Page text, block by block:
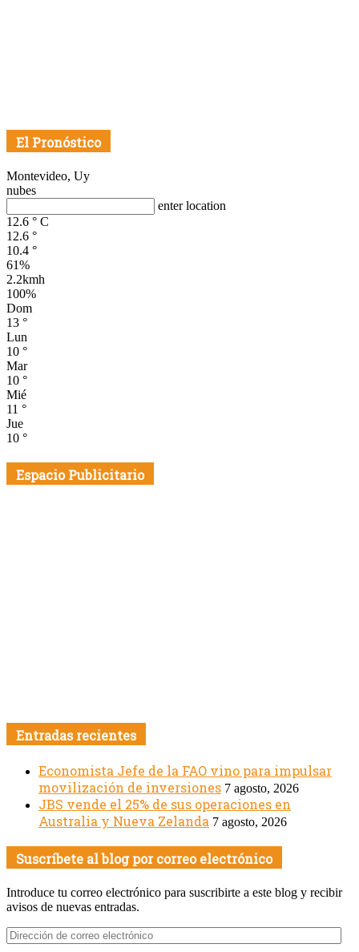
El Pronóstico
Montevideo, Uy
nubes
enter location
12.6 ° C
12.6 °
10.4 °
61%
2.2kmh
100%
Dom
13 °
Lun
10 °
Mar
10 °
Mié
11 °
Jue
10 °
Espacio Publicitario
Entradas recientes
Economista Jefe de la FAO vino para impulsar
movilización de inversiones 7 agosto, 2026
JBS vende el 25% de sus operaciones en
Australia y Nueva Zelanda 7 agosto, 2026
Suscríbete al blog por correo electrónico
Introduce tu correo electrónico para suscribirte a este blog y recibir
avisos de nuevas entradas.
Dirección
de